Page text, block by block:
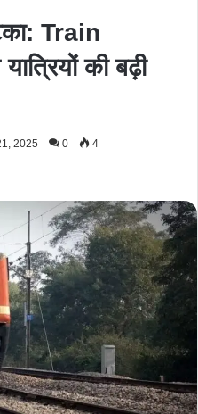
Train
की बढ़ी
2025 0 4